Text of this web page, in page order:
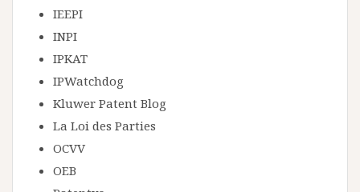
IEEPI
INPI
IPKAT
IPWatchdog
Kluwer Patent Blog
La Loi des Parties
OCVV
OEB